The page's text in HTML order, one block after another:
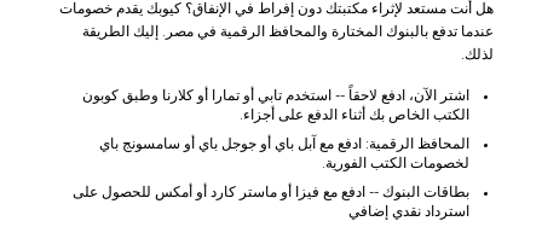
هل أنت مستعد لإثراء مكتبتك دون إفراط في الإنفاق؟ كيوبك يقدم خصومات
عندما تدفع بالبنوك المختارة والمحافظ الرقمية في مصر. إليك الطريقة
لذلك.
اشتر الآن، ادفع لاحقاً -- استخدم تابي أو تمارا أو كلارنا وطبق كوبون
الكتب الخاص بك أثناء الدفع على أجزاء.
المحافظ الرقمية: ادفع مع آبل باي أو جوجل باي أو سامسونج باي
لخصومات الكتب الفورية.
بطاقات البنوك -- ادفع مع فيزا أو ماستر كارد أو أمكس للحصول على
استرداد نقدي إضافي